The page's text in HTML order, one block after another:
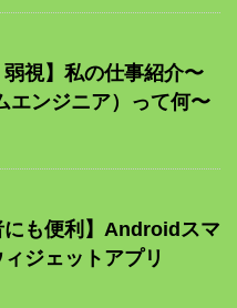
弱視】私の仕事紹介〜
エンジニア）って何〜
にも便利】Androidスマ
ジェットアプリ